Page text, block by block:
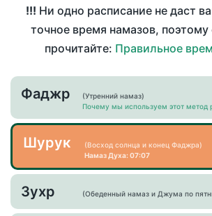
!!! Ни одно расписание не даст
точное время намазов, поэтому
прочитайте: Правильное
Фаджр
(Утренний намаз)
Почему мы используем этот метод
Шурук
(Восход солнца и конец Фаджра)
Намаз Духа: 07:07
Зухр (Обеденный намаз и Джума по